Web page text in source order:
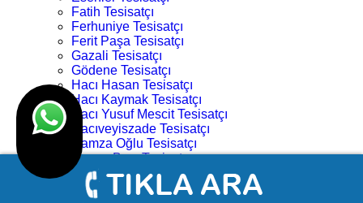
Fatih Tesisatçı
Ferhuniye Tesisatçı
Ferit Paşa Tesisatçı
Gazali Tesisatçı
Gödene Tesisatçı
Hacı Hasan Tesisatçı
Hacı Kaymak Tesisatçı
Hacı Yusuf Mescit Tesisatçı
Hacıveyiszade Tesisatçı
Hamza Oğlu Tesisatçı
Hanay Başı Tesisatçı
Harmancık Tesisatçı
Hocacihan Tesisatçı